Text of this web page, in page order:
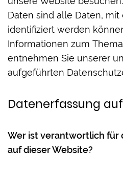
Daten sind alle Daten,
identifiziert werden
Informationen zum
entnehmen Sie unserer
aufgeführten
Datenerfassung
Wer ist verantwortlich für
auf dieser Website?